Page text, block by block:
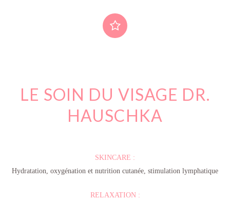
LE SOIN DU VISAGE DR.
HAUSCHKA
SKINCARE :
Hydratation, oxygénation et nutrition cutanée, stimulation lymphatique
RELAXATION :